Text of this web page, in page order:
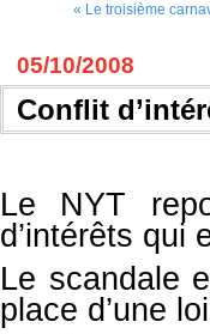
« Le troisième
05/10/2008
Conflit
Le NYT
d’intérêts qui
Le scandale
place d’une